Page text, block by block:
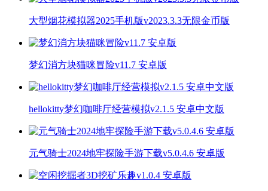
大型烟花模拟器2025手机版v2023.3.3无限金币版
梦幻消方块猫咪冒险v11.7 安卓版
hellokitty梦幻咖啡厅经营模拟v2.1.5 安卓中文版
元气骑士2024地牢探险手游下载v5.0.4.6 安卓版